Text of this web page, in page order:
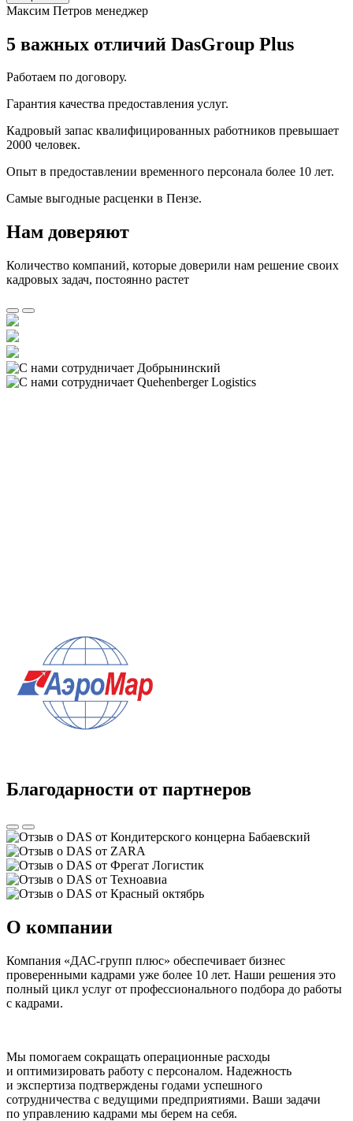
Максим Петров менеджер
5 важных отличий DasGroup Plus
Работаем по договору.
Гарантия качества предоставления услуг.
Кадровый запас квалифицированных работников превышает
2000 человек.
Опыт в предоставлении временного персонала более 10 лет.
Самые выгодные расценки в Пензе.
Нам доверяют
Количество компаний, которые доверили нам решение своих
кадровых задач, постоянно растет
Благодарности от партнеров
О компании
Компания «ДАС-групп плюс» обеспечивает бизнес
проверенными кадрами уже более 10 лет. Наши решения это
полный цикл услуг от профессионального подбора до работы
с кадрами.
Мы помогаем сокращать операционные расходы
и оптимизировать работу с персоналом. Надежность
и экспертиза подтверждены годами успешного
сотрудничества с ведущими предприятиями. Ваши задачи
по управлению кадрами мы берем на себя.